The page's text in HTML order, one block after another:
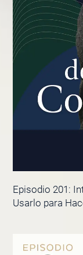
Episodio 201:
Usarlo para